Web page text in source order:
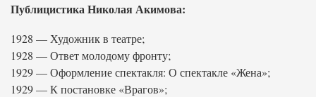
Публицистика Николая Акимова:
1928 — Художник в театре;
1928 — Ответ молодому фронту;
1929 — Оформление спектакля: О спектакле «Жена»;
1929 — К постановке «Врагов»;